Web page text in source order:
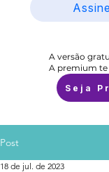
A versão
A premium
Seja
Post
18 de jul. de 2023